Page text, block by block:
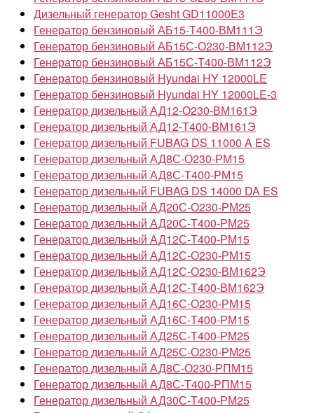
Дизельный генератор Gesht GD11000E3
Генератор бензиновый АБ15-Т400-ВМ111Э
Генератор бензиновый АБ15С-О230-ВМ112Э
Генератор бензиновый АБ15С-Т400-ВМ112Э
Генератор бензиновый Hyundai HY 12000LE
Генератор бензиновый Hyundai HY 12000LE-3
Генератор дизельный АД12-О230-ВМ161Э
Генератор дизельный АД12-Т400-ВМ161Э
Генератор дизельный FUBAG DS 11000 A ES
Генератор дизельный АД8С-О230-РМ15
Генератор дизельный АД8С-Т400-РМ15
Генератор дизельный FUBAG DS 14000 DA ES
Генератор дизельный АД20С-О230-РМ25
Генератор дизельный АД20С-Т400-РМ25
Генератор дизельный АД12С-Т400-РМ15
Генератор дизельный АД12С-О230-РМ15
Генератор дизельный АД12С-О230-ВМ162Э
Генератор дизельный АД12С-Т400-ВМ162Э
Генератор дизельный АД16С-О230-РМ15
Генератор дизельный АД16С-Т400-РМ15
Генератор дизельный АД25С-Т400-РМ25
Генератор дизельный АД25С-О230-РМ25
Генератор дизельный АД8С-О230-РПМ15
Генератор дизельный АД8С-Т400-РПМ15
Генератор дизельный АД30С-Т400-РМ25